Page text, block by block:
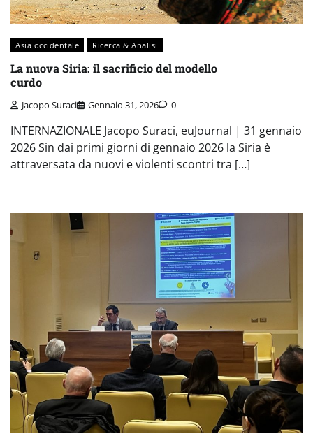
Asia occidentale Ricerca & Analisi
La nuova Siria: il sacrificio del modello
curdo
Jacopo Suraci Gennaio 31, 2026 0
INTERNAZIONALE Jacopo Suraci, euJournal | 31 gennaio
2026 Sin dai primi giorni di gennaio 2026 la Siria è
attraversata da nuovi e violenti scontri tra […]